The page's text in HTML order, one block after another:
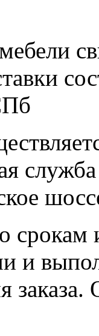
мебели
срокам
и
заказа.